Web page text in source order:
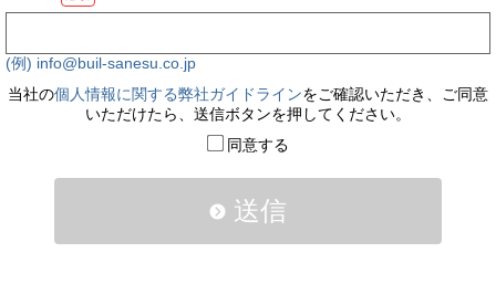
(例) info@buil-sanesu.co.jp
当社の個人情報に関する弊社ガイドラインをご確認いただき、ご同意
いただけたら、送信ボタンを押してください。
同意する
送信